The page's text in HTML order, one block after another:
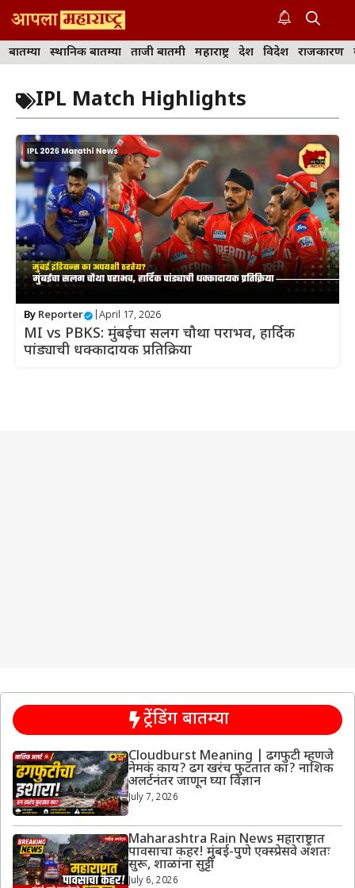
content
बातम्या स्थानिक बातम्या ताजी बातमी महाराष्ट्र देश विदेश राजकारण
IPL Match Highlights
By Reporter April 17, 2026
MI vs PBKS: मुंबईचा सलग चौथा पराभव, हार्दिक
पांड्याची धक्कादायक प्रतिक्रिया
ट्रेंडिंग बातम्या
Cloudburst Meaning | ढगफुटी म्हणजे
नेमकं काय? ढग खरंच फुटतात का? नाशिक
अलर्टनंतर जाणून घ्या विज्ञान
July 7, 2026
Maharashtra Rain News महाराष्ट्रात
पावसाचा कहर! मुंबई-पुणे एक्स्प्रेसवे अंशतः
सुरू, शाळांना सुट्टी
July 6, 2026